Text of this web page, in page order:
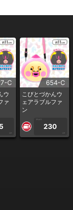
C
ウ
ァ
CP
654-C
こびとづかんウ
ェアラブルファ
ン
1PLAY
230
CP